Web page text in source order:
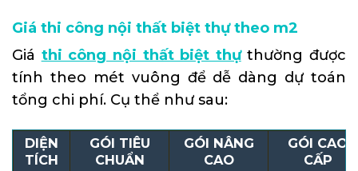
Giá thi công nội thất biệt thự theo m2
Giá thi công nội thất biệt thựthường được
tính theo mét vuông để dễ dàng dự toán
tổng chi phí. Cụ thể như sau:
DIỆN
TÍCH
GÓI TIÊU
CHUẨN
GÓI NÂNG
CAO
GÓI CAO
CẤP